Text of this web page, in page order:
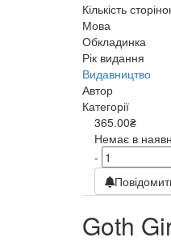
Кількість
Мова
Обкладинка
Рік видання
Видавництво
Автор
Категорії
365.00₴
Немає в
-
Goth